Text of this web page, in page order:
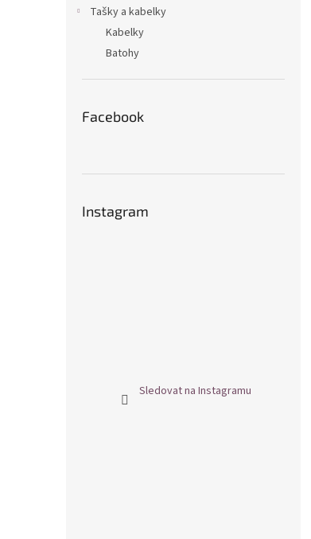
Tašky a kabelky
Kabelky
Batohy
Facebook
Instagram
Sledovat na Instagramu